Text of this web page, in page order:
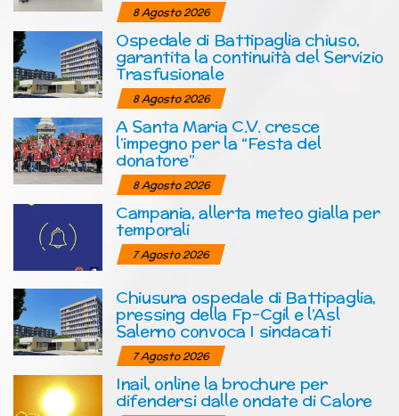
8 Agosto 2026
Ospedale di Battipaglia chiuso,
garantita la continuità del Servizio
Trasfusionale
8 Agosto 2026
A Santa Maria C.V. cresce
l’impegno per la “Festa del
donatore”
8 Agosto 2026
Campania, allerta meteo gialla per
temporali
7 Agosto 2026
Chiusura ospedale di Battipaglia,
pressing della Fp-Cgil e l’Asl
Salerno convoca I sindacati
7 Agosto 2026
Inail, online la brochure per
difendersi dalle ondate di Calore